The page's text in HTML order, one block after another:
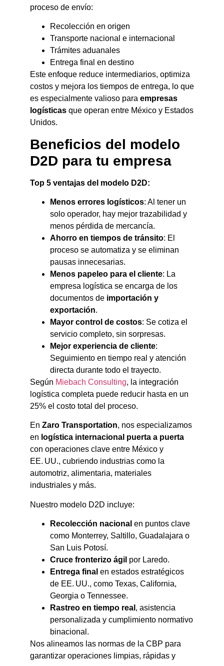
proceso de envío:
Recolección en origen
Transporte nacional e internacional
Trámites aduanales
Entrega final en destino
Este enfoque reduce intermediarios, optimiza
costos y mejora los tiempos de entrega, lo que
es especialmente valioso para empresas
logísticas que operan entre México y Estados
Unidos.
Beneficios del modelo
D2D para tu empresa
Top 5 ventajas del modelo D2D:
Menos errores logísticos: Al tener un
solo operador, hay mejor trazabilidad y
menos pérdida de mercancía.
Ahorro en tiempos de tránsito: El
proceso se automatiza y se eliminan
pausas innecesarias.
Menos papeleo para el cliente: La
empresa logística se encarga de los
documentos de importación y
exportación.
Mayor control de costos: Se cotiza el
servicio completo, sin sorpresas.
Mejor experiencia de cliente:
Seguimiento en tiempo real y atención
directa durante todo el trayecto.
Según Miebach Consulting, la integración
logística completa puede reducir hasta en un
25% el costo total del proceso.
En Zaro Transportation, nos especializamos
en logística internacional puerta a puerta
con operaciones clave entre México y
EE. UU., cubriendo industrias como la
automotriz, alimentaria, materiales
industriales y más.
Nuestro modelo D2D incluye:
Recolección nacional en puntos clave
como Monterrey, Saltillo, Guadalajara o
San Luis Potosí.
Cruce fronterizo ágil por Laredo.
Entrega final en estados estratégicos
de EE. UU., como Texas, California,
Georgia o Tennessee.
Rastreo en tiempo real , asistencia
personalizada y cumplimiento normativo
binacional.
Nos alineamos las normas de la CBP para
garantizar operaciones limpias, rápidas y